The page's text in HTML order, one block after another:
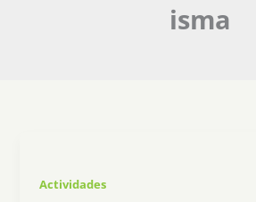
isma
Actividades